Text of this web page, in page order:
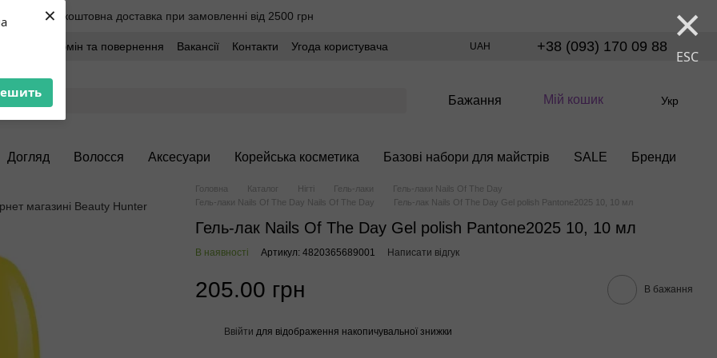
× ×
ESC
Безкоштовна доставка при замовленні від 2500 грн
Обмін та повернення Вакансії Контакти
Угода користувача
UAH +38 (093) 170 09 88
Бажання Мій кошик Укр
Догляд Волосся Аксесуари Корейська косметика Базові набори для майстрів SALE Бренди
Головна Каталог Нігті Гель-лаки
Гель-лаки Nails Of The Day
Гель-лаки Nails Of The Day Nails Of The Day
Гель-лак Nails Of The Day Gel polish Pantone2025 10, 10 мл
Гель-лак Nails Of The Day Gel polish Pantone2025 10, 10 мл
В наявності Артикул: 4820365689001 Написати відгук
205.00 грн В бажання
Ввійти для відображення накопичувальної знижки